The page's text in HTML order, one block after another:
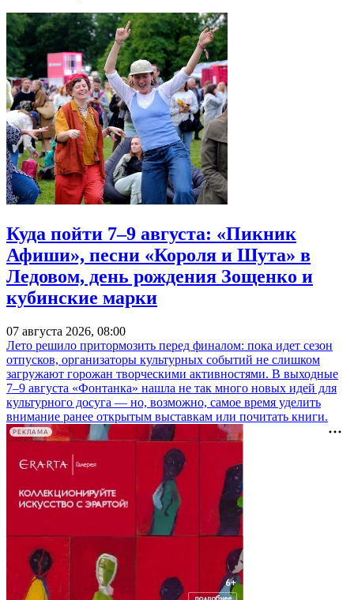
Куда пойти 7–9 августа: «Пикник
Афиши», песни «Короля и Шута» в
Ледовом, день рождения Зощенко и
кубинские марки
07 августа 2026, 08:00
Лето решило притормозить перед финалом: пока идет сезон
отпусков, организаторы культурных событий не слишком
загружают горожан творческими активностями. В выходные
7–9 августа «Фонтанка» нашла не так много новых идей для
культурного досуга — но, возможно, самое время уделить
внимание ранее открытым выставкам или почитать книги.
РЕКЛАМА